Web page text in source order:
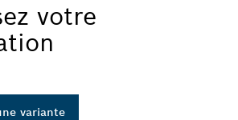
votre
variante